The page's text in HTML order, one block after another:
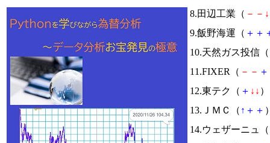
8.田辺工業（ － － ↓
9.飯野海運（ ＋ ＋
10.天然ガス投信（
11.FIXER（ － － ＋
12.東テク（ ＋ ↓ ↓
13.ＪＭＣ（ ↑ ＋ ＋
14.ウェザーニュ（